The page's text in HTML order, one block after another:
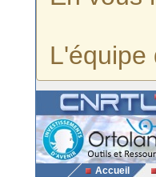
L'équipe
Accueil